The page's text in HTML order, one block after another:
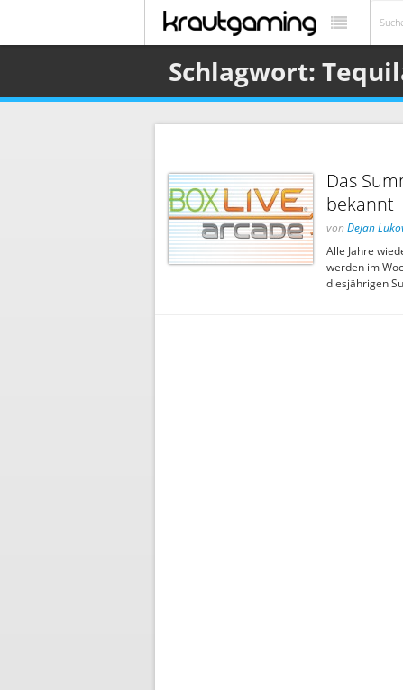
Schlagwort:
Das
bekannt
von Dejan
Alle Jahre
werden im
diesjährigen